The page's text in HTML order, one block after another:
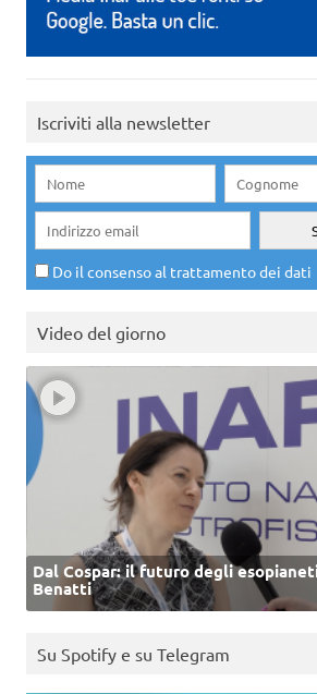
Iscriviti alla newsletter
Do il consenso al trattamento dei dati
Video del giorno
Dal Cospar: il futuro degli
Benatti
Su Spotify e su Telegram